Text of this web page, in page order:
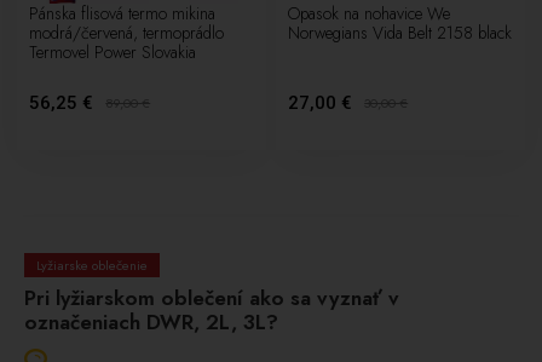
Pánska flisová termo mikina
modrá/červená, termoprádlo
Termovel Power Slovakia
56,25 € 89,00€
Opasok na nohavice We
Norwegians Vida Belt 2158 black
27,00 € 30,00€
Lyžiarske oblečenie
Pri lyžiarskom oblečení ako sa vyznať v
označeniach DWR, 2L, 3L?